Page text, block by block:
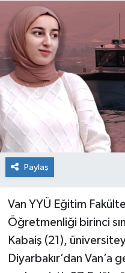
Paylaş
Van YYÜ Eğitim
Öğretmenliği birinci
Kabaiş (21),
Diyarbakır’dan Van’a
MERKEZ
RESMİ İLANLAR
SAĞLIK
SİYASET
SOLHAN
SPOR
YAYLADERE
YEDİSU